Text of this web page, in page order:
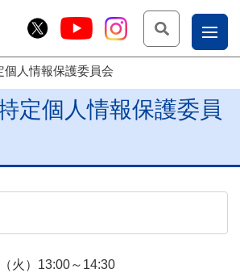
お
こー
じょ
個人情報保護委員会
定個人情報保護委員
）13:00～14:30